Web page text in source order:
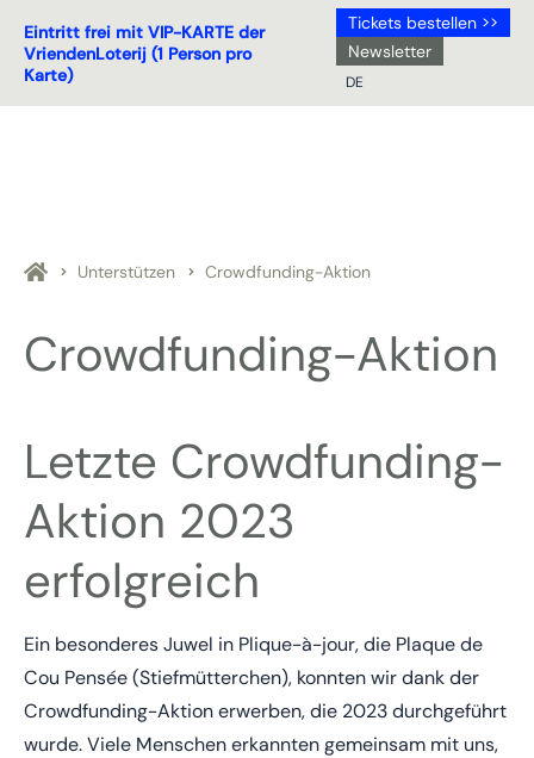
Eintritt frei mit VIP-KARTE der
VriendenLoterij (1 Person pro
Karte)
Tickets bestellen >>
Newsletter
DE
Unterstützen Crowdfunding-Aktion
Crowdfunding-Aktion
Letzte Crowdfunding-
Aktion 2023
erfolgreich
Ein besonderes Juwel in Plique-à-jour, die Plaque de
Cou Pensée (Stiefmütterchen), konnten wir dank der
Crowdfunding-Aktion erwerben, die 2023 durchgeführt
wurde. Viele Menschen erkannten gemeinsam mit uns,